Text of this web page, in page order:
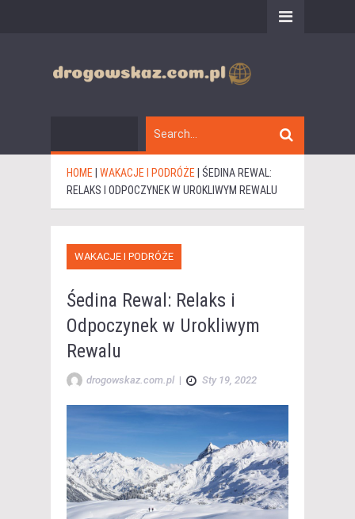
HOME WAKACJE I PODRÓŻE
ŚEDINA REWAL:
RELAKS I ODPOCZYNEK W UROKLIWYM REWALU
WAKACJE I PODRÓŻE
Śedina Rewal: Relaks i
Odpoczynek w Urokliwym
Rewalu
drogowskaz.com.pl | Sty 19, 2022